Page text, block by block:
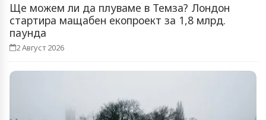
Ще можем ли да плуваме в Темза? Лондон
стартира мащабен екопроект за 1,8 млрд.
паунда
2 Август 2026